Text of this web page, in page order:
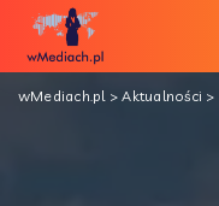
wMediach.pl>Aktualności >